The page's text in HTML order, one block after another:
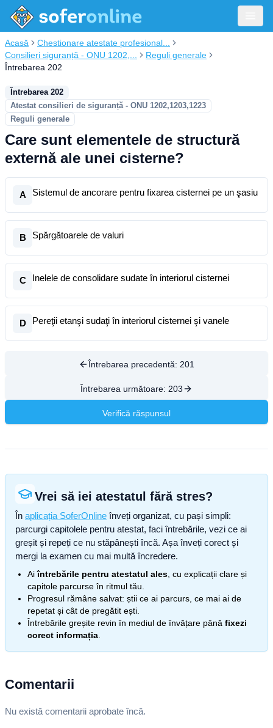
Acasă
Chestionare atestate profesional...
Consilieri siguranță - ONU 1202,...
Reguli generale
Întrebarea 202
Întrebarea 202
Atestat consilieri de siguranță - ONU 1202,1203,1223
Reguli generale
Care sunt elementele de structură
externă ale unei cisterne?
A Sistemul de ancorare pentru fixarea cisternei pe un şasiu
B Spărgătoarele de valuri
C Inelele de consolidare sudate în interiorul cisternei
D Pereţii etanşi sudaţi în interiorul cisternei şi vanele
Întrebarea precedentă: 201
Întrebarea următoare: 203
Verifică răspunsul
Vrei să iei atestatul fără stres?
În aplicația SoferOnline înveți organizat, cu pași simpli:
parcurgi capitolele pentru atestat, faci întrebările, vezi ce ai
greșit și repeți ce nu stăpânești încă. Așa înveți corect și
mergi la examen cu mai multă încredere.
Aiîntrebările pentru atestatul ales , cu explicații clare și
capitole parcurse în ritmul tău.
Progresul rămâne salvat: știi ce ai parcurs, ce mai ai de
repetat și cât de pregătit ești.
Întrebările greșite revin în mediul de învățare până fixezi
corect informația
Comentarii
Nu există comentarii aprobate încă.